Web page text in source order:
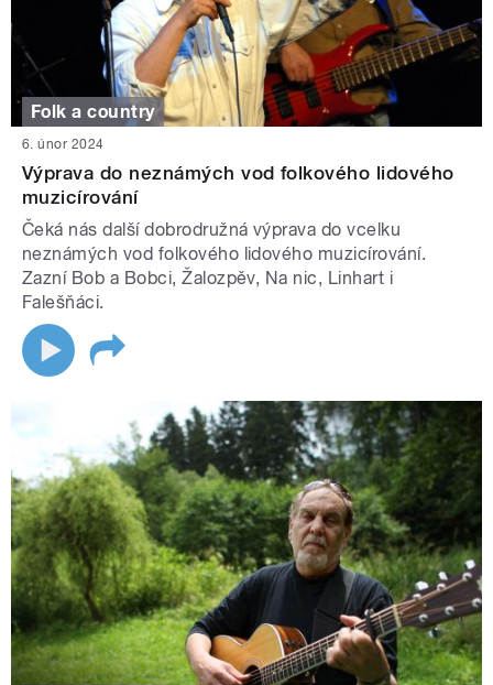
Folk a country
6. únor 2024
Výprava do neznámých vod folkového lidového
muzicírování
Čeká nás další dobrodružná výprava do vcelku
neznámých vod folkového lidového muzicírování.
Zazní Bob a Bobci, Žalozpěv, Na nic, Linhart i
Falešňáci.